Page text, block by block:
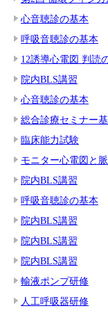
心音聴診の基本
呼吸音聴診の基本
12誘導心電図 判読
院内BLS講習
心音聴診の基本
総合診療セミナー
臨床能力試験
モニター心電図と
院内BLS講習
呼吸音聴診の基本
院内BLS講習
院内BLS講習
院内BLS講習
輸液ポンプ研修
人工呼吸器研修